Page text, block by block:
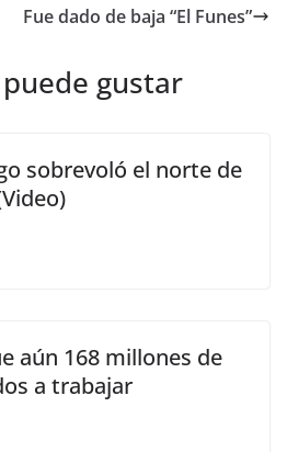
Fue dado de baja “El Funes”
gustar
sobrevoló el norte de
aún 168 millones de
a trabajar